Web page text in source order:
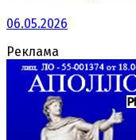
06.05.2026
Реклама